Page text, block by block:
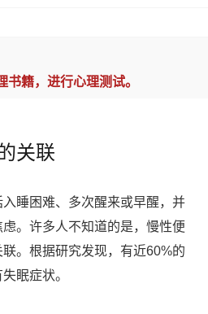
籍，进行心理测试。
关联
睡困难、多次醒来或早醒，并
。许多人不知道的是，慢性便
。根据研究发现，有近60%的
眠症状。